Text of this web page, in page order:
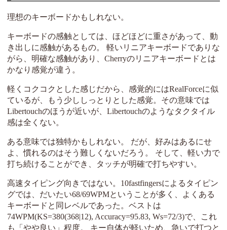
理想のキーボードかもしれない。
キーボードの感触としては、ほどほどに重さがあって、動
き出しに感触があるもの。 軽いリニアキーボードでありな
がら、明確な感触があり、Cherryのリニアキーボードとは
かなり感覚が違う。
軽くコクコクとした感じだから、感覚的にはRealForceに似
ているが、もう少ししっとりとした感覚。その意味では
Libertouchのほうが近いが、Libertouchのようなタクタイル
感は全くない。
ある意味では独特かもしれない。 だが、好みはあるにせ
よ、慣れるのはそう難しくないだろう。 そして、軽い力で
打ち続けることができ、タッチが明確で打ちやすい。
高速タイピング向きではない。10fastfingersによるタイピン
グでは、だいたい68/69WPMということが多く、よくある
キーボードと同レベルであった。ベストは
74WPM(KS=380(368|12), Accuracy=95.83, Ws=72/3)で、これ
も「やや良い」程度。 キー自体が軽いため、急いで打つと